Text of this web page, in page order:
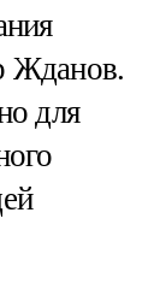
Жданов.
для